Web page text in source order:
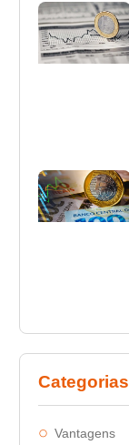
Categorias
Vantagens